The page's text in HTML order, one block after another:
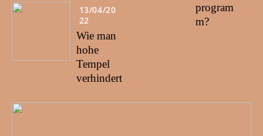
13/04/20
22
Wie man
hohe
Tempel
verhindert
program
m?